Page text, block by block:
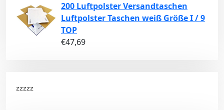
200 Luftpolster Versandtaschen
Luftpolster Taschen weiß Größe I / 9
TOP
€47,69
zzzzz